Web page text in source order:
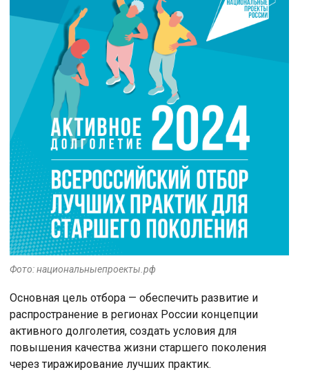
Фото: национальныепроекты.рф
Основная цель отбора — обеспечить развитие и
распространение в регионах России концепции
активного долголетия, создать условия для
повышения качества жизни старшего поколения
через тиражирование лучших практик.